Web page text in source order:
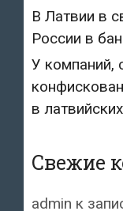
В Латвии в
России в
У компаний,
в
Свежие
admin к